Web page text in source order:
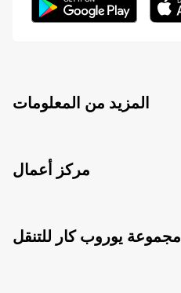
المزيد من المعلومات
مركز أعمال
مجموعة يوروب كار للتنقل